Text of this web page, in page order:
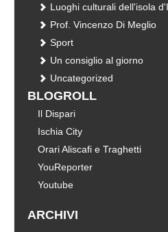
Luoghi culturali dell'isola
Prof. Vincenzo Di Meglio
Sport
Un consiglio al giorno
Uncategorized
BLOGROLL
Il Dispari
Ischia City
Orari Aliscafi e Traghetti
YouReporter
Youtube
ARCHIVI